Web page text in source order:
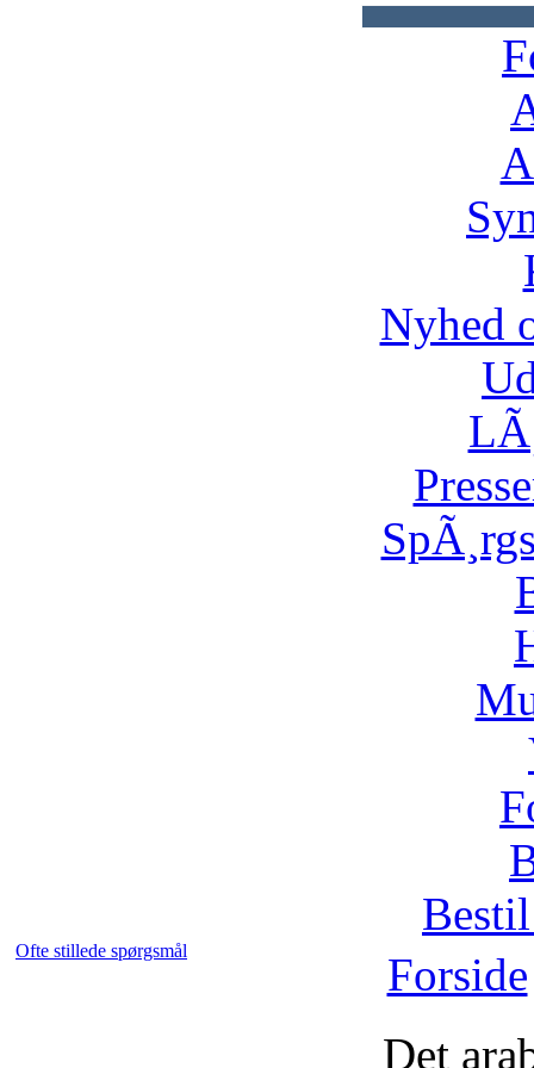
Nyhed
Ofte stillede spørgsmål Forside
Det